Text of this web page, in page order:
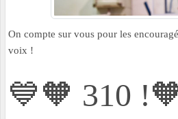
On compte sur vous pour les
voix !
💙🧡 310